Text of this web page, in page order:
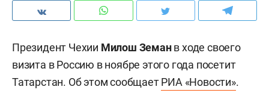
Президент Чехии Милош Земанв ходе своего
визита в Россию в ноябре этого года посетит
Татарстан. Об этом сообщаетРИА «Новости».